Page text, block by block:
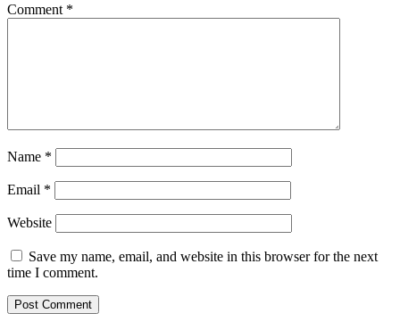
Comment *
Name *
Email *
Website
Save my name, email, and website in this browser for the next
time I comment.